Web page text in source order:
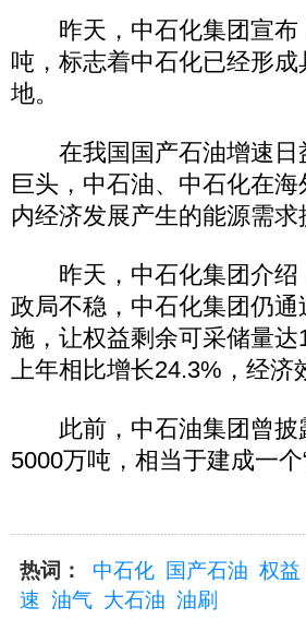
昨天，中石化集团宣布
吨，标志着中石化已经形
地。
在我国国产石油增速日
巨头，中石油、中石化在
内经济发展产生的能源需
昨天，中石化集团介绍
政局不稳，中石化集团仍
施，让权益剩余可采储量
上年相比增长24.3%，经济
此前，中石油集团曾披
5000万吨，相当于建成
热词： 中石化 国产石油 权益
速 油气 大石油 油刷